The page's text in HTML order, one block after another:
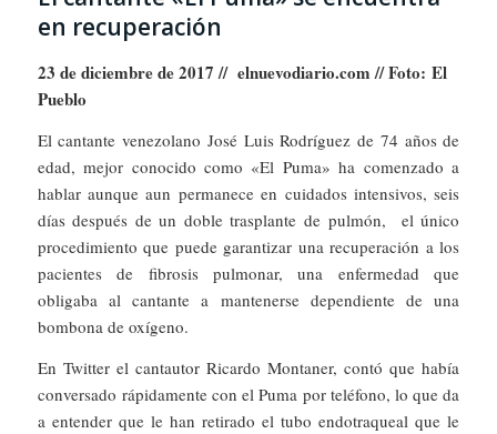
en recuperación
23 de diciembre de 2017 // elnuevodiario.com // Foto: El
Pueblo
El cantante venezolano José Luis Rodríguez de 74 años de
edad, mejor conocido como «El Puma» ha comenzado a
hablar aunque aun permanece en cuidados intensivos, seis
días después de un doble trasplante de pulmón, el único
procedimiento que puede garantizar una recuperación a los
pacientes de fibrosis pulmonar, una enfermedad que
obligaba al cantante a mantenerse dependiente de una
bombona de oxígeno.
En Twitter el cantautor Ricardo Montaner, contó que había
conversado rápidamente con el Puma por teléfono, lo que da
a entender que le han retirado el tubo endotraqueal que le